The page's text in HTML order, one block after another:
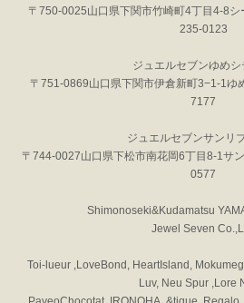
〒750-0025山口県下関市竹崎町4丁目4-8
235-0123
ジュエルセブンゆめシ
〒751-0869山口県下関市伊倉新町3−1-1
7177
ジュエルセブンサンリ
〒744-0027山口県下松市南花岡6丁目8-1
0577
Shimonoseki&Kudamatsu
Jewel Seven
Toi-lueur ,LoveBond, HeartIsland,
Luv, Neu Spur ,Lore